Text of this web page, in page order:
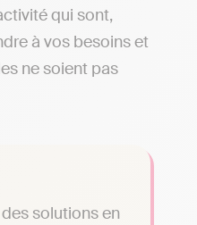
qui sont,
à vos besoins et
ne soient pas
solutions en